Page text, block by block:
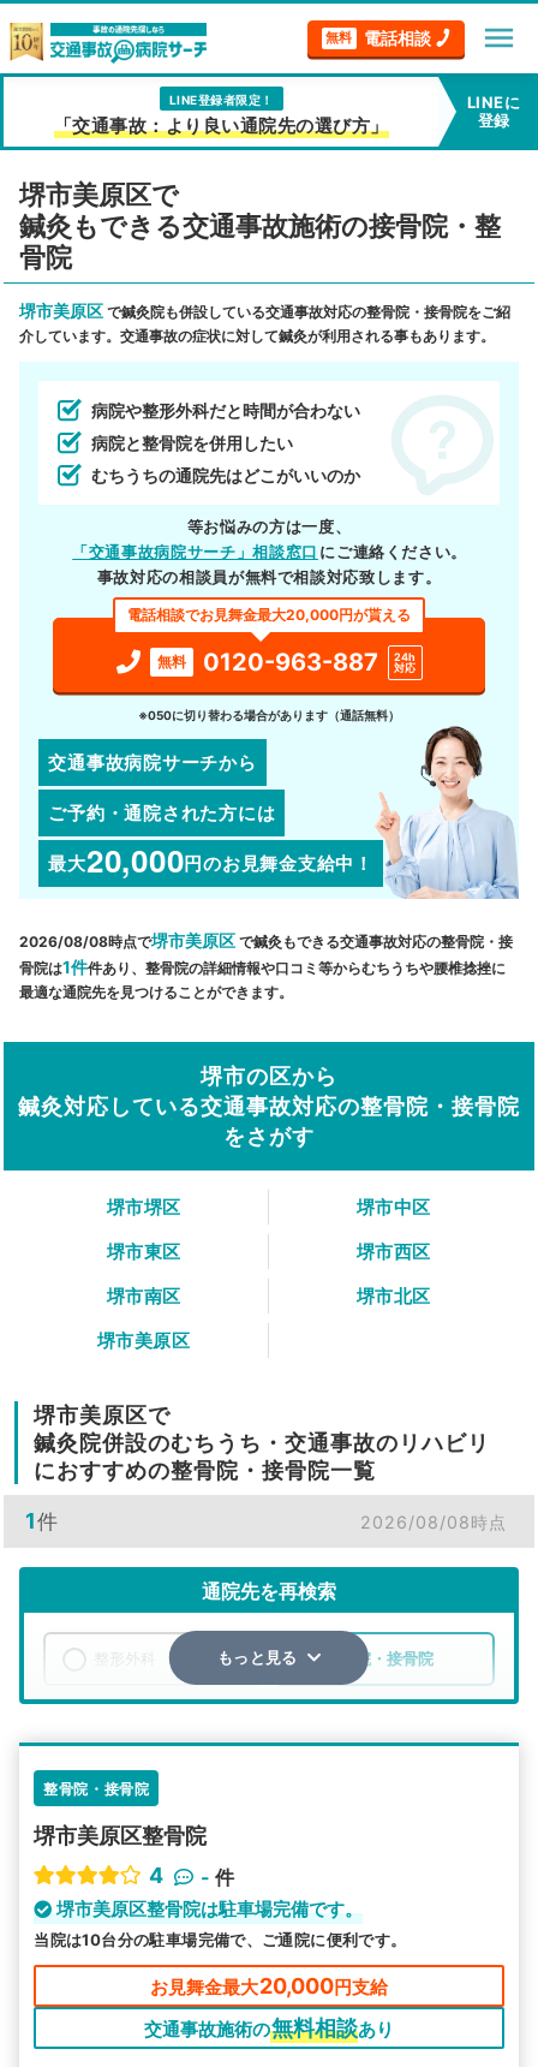
無料 電話相談 menu
LINE登録者限定！
「交通事故：より良い通院先の選び方」
LINEに
登録
堺市美原区で
鍼灸もできる交通事故施術の接骨院・整
骨院
堺市美原区 で鍼灸院も併設している交通事故対応の整骨院・接骨院をご紹
介しています。交通事故の症状に対して鍼灸が利用される事もあります。
病院や整形外科だと時間が合わない
病院と整骨院を併用したい
むちうちの通院先はどこがいいのか
等お悩みの方は一度、
「交通事故病院サーチ」相談窓口 にご連絡ください。
事故対応の相談員が無料で相談対応致します。
電話相談でお見舞金最大20,000円が貰える
無料 0120-963-887
24h
対応
※050に切り替わる場合があります（通話無料）
交通事故病院サーチから
ご予約・通院された方には
最大20,000円のお見舞金支給中！
2026/08/08時点で堺市美原区 で鍼灸もできる交通事故対応の整骨院・接
骨院は1件件あり、整骨院の詳細情報や口コミ等からむちうちや腰椎捻挫に
最適な通院先を見つけることができます。
堺市の区から
鍼灸対応している交通事故対応の整骨院・接骨院
をさがす
堺市堺区
堺市中区
堺市東区
堺市西区
堺市南区
堺市北区
堺市美原区
堺市美原区で
鍼灸院併設のむちうち・交通事故のリハビリ
におすすめの整骨院・接骨院一覧
1件 2026/08/08時点
通院先を再検索
整骨院・接骨院
詳細条件で絞り込む
その他の検索方法
駅から探す 院名から探す
もっと見る
整骨院・接骨院
堺市美原区整骨院
4
- 件
堺市美原区整骨院は駐車場完備です。
当院は10台分の駐車場完備で、ご通院に便利です。
お見舞金最大20,000円支給
交通事故施術の無料相談あり